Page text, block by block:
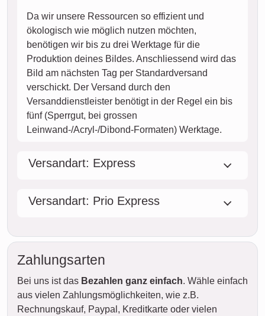
Da wir unsere Ressourcen so effizient und
ökologisch wie möglich nutzen möchten,
benötigen wir bis zu drei Werktage für die
Produktion deines Bildes. Anschliessend wird das
Bild am nächsten Tag per Standardversand
verschickt. Der Versand durch den
Versanddienstleister benötigt in der Regel ein bis
fünf (Sperrgut, bei grossen
Leinwand-/Acryl-/Dibond-Formaten) Werktage.
Versandart: Express
Versandart: Prio Express
Zahlungsarten
Bei uns ist das Bezahlen ganz einfach. Wähle einfach
aus vielen Zahlungsmöglichkeiten, wie z.B.
Rechnungskauf, Paypal, Kreditkarte oder vielen